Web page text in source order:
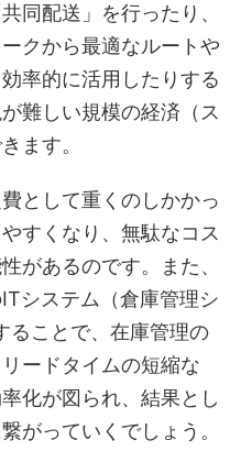
同配送」を行ったり、
クから最適なルートや
率的に活用したりする
難しい規模の経済（ス
ます。
として重くのしかかっ
すくなり、無駄なコス
があるのです。また、
システム（倉庫管理シ
ることで、在庫管理の
ードタイムの短縮な
化が図られ、結果とし
がっていくでしょう。